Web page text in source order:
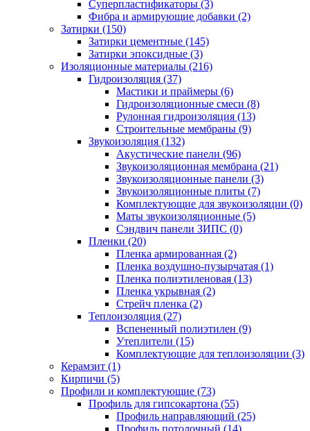
Суперпластификаторы (3)
Фибра и армирующие добавки (2)
Затирки (150)
Затирки цементные (145)
Затирки эпоксидные (3)
Изоляционные материалы (216)
Гидроизоляция (37)
Мастики и праймеры (6)
Гидроизоляционные смеси (8)
Рулонная гидроизоляция (13)
Строительные мембраны (9)
Звукоизоляция (132)
Акустические панели (96)
Звукоизоляционная мембрана (21)
Звукоизоляционные панели (3)
Звукоизоляционные плиты (7)
Комплектующие для звукоизоляции (0)
Маты звукоизоляционные (5)
Сэндвич панели ЗИПС (0)
Пленки (20)
Пленка армированная (2)
Пленка воздушно-пузырчатая (1)
Пленка полиэтиленовая (13)
Пленка укрывная (2)
Стрейч пленка (2)
Теплоизоляция (27)
Вспененный полиэтилен (9)
Утеплители (15)
Комплектующие для теплоизоляции (3)
Керамзит (1)
Кирпичи (5)
Профили и комплектующие (73)
Профиль для гипсокартона (55)
Профиль направляющий (25)
Профиль потолочный (14)